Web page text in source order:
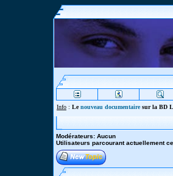
Info : Lenouveau documentairesur la BD
Modérateurs: Aucun
Utilisateurs parcourant actuellement